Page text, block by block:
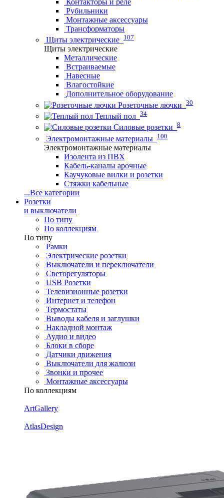
Контакторы и реле
Рубильники
Монтажные аксессуары
Трансформаторы
Щиты электрические 107
Щиты электрические
Металлические
Встраиваемые
Навесные
Влагостойкие
Дополнительное оборудование
Розеточные лючки 30
Теплый пол 34
Силовые розетки 8
Электромонтажные материалы 100
Электромонтажные материалы
Изолента из ПВХ
Кабель-каналы арочные
Каучуковые вилки и розетки
Стяжки кабельные
...Все категории
Розетки
и выключатели
По типу
По коллекциям
По типу
Рамки
Электрические розетки
Выключатели и переключатели
Светорегуляторы
USB Розетки
Телевизионные розетки
Интернет и телефон
Термостаты
Выводы кабеля и заглушки
Накладной монтаж
Аудио и видео
Блоки в сборе
Датчики движения
Выключатели для жалюзи
Звонки и прочее
Монтажные аксессуары
По коллекциям
ArtGallery
AtlasDesign